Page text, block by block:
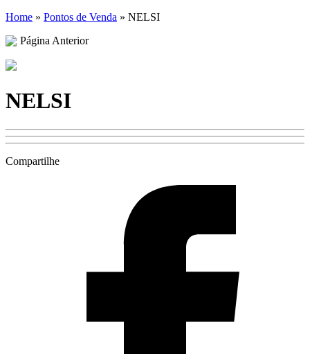
Home » Pontos de Venda » NELSI
Página Anterior
NELSI
Compartilhe